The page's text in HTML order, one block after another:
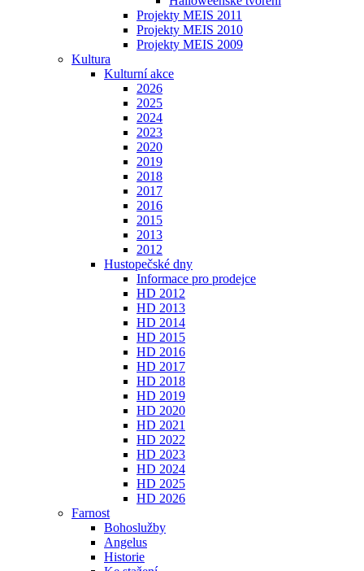
Projekty MEIS 2011
Projekty MEIS 2010
Projekty MEIS 2009
Kultura
Kulturní akce
2026
2025
2024
2023
2020
2019
2018
2017
2016
2015
2013
2012
Hustopečské dny
Informace pro prodejce
HD 2012
HD 2013
HD 2014
HD 2015
HD 2016
HD 2017
HD 2018
HD 2019
HD 2020
HD 2021
HD 2022
HD 2023
HD 2024
HD 2025
HD 2026
Farnost
Bohoslužby
Angelus
Historie